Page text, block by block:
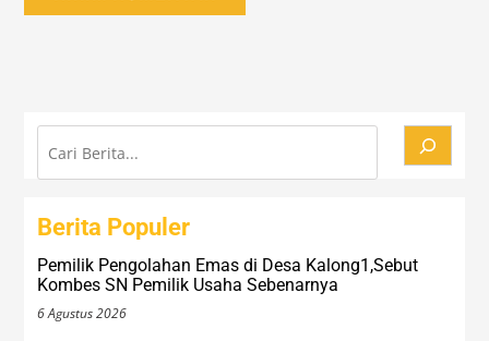
Berita Populer
Pemilik Pengolahan Emas di Desa Kalong1,Sebut
Kombes SN Pemilik Usaha Sebenarnya
6 Agustus 2026